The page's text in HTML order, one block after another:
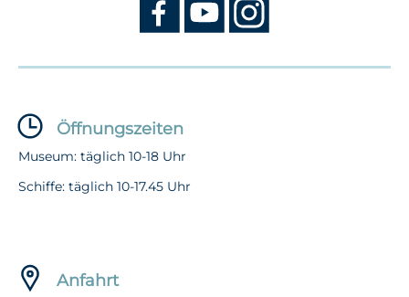
Öffnungszeiten
Museum: täglich 10-18 Uhr
Schiffe: täglich 10-17.45 Uhr
Anfahrt